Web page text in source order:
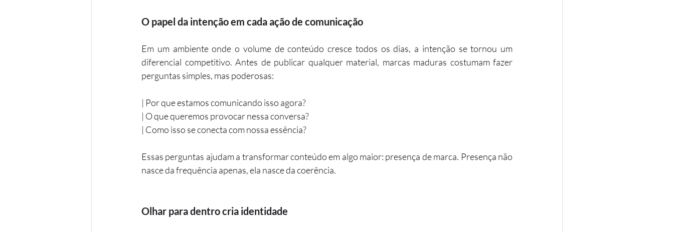
O papel da intenção em cada ação de comunicação
Em um ambiente onde o volume de conteúdo cresce todos os dias, a intenção se tornou um
diferencial competitivo. Antes de publicar qualquer material, marcas maduras costumam fazer
perguntas simples, mas poderosas:
| Por que estamos comunicando isso agora?
| O que queremos provocar nessa conversa?
| Como isso se conecta com nossa essência?
Essas perguntas ajudam a transformar conteúdo em algo maior: presença de marca. Presença não
nasce da frequência apenas, ela nasce da coerência.
Olhar para dentro cria identidade